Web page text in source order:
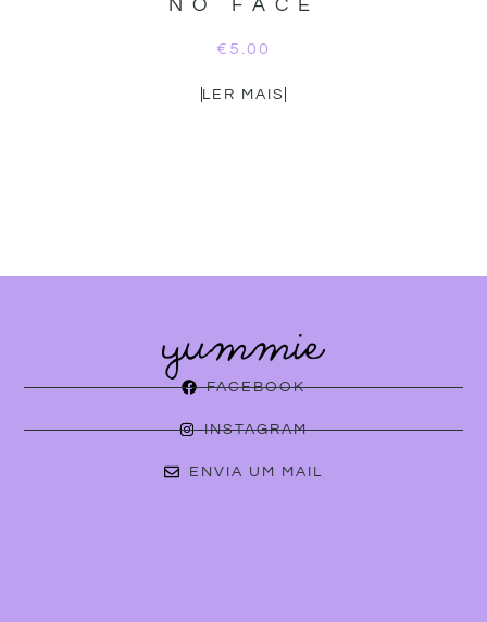
NO FACE
€ 5.00
LER MAIS
FACEBOOK
INSTAGRAM
ENVIA UM MAIL